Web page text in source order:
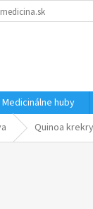
Medicinálne huby
Quinoa